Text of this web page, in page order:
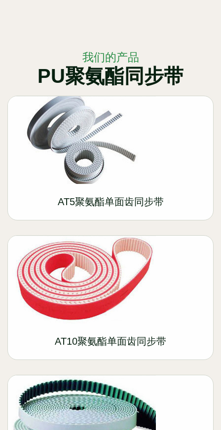
我们的产品
PU聚氨酯同步带
AT5聚氨酯单面齿同步带
AT10聚氨酯单面齿同步带